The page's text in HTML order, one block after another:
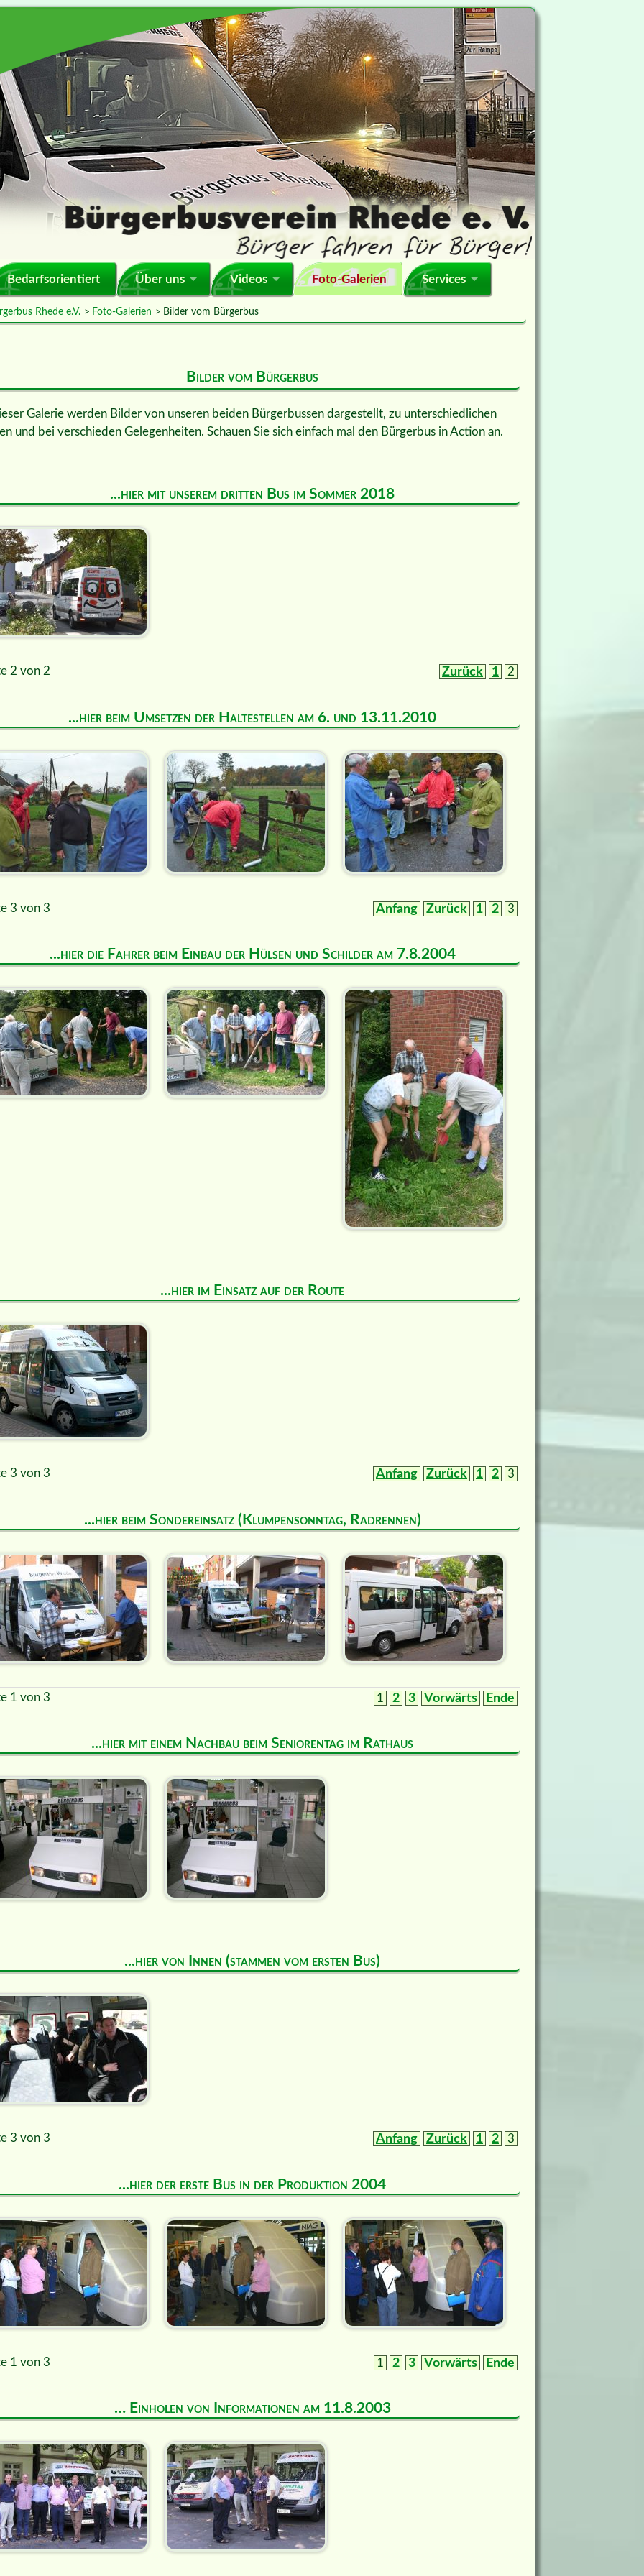
Bedarfsorientiert Über uns Videos Foto-Galerien Services
Rhede e.V. Foto-Galerien Bilder vom Bürgerbus
Bilder vom Bürgerbus
Galerie werden Bilder von unseren beiden Bürgerbussen dargestellt, zu unterschiedlichen
und bei verschieden Gelegenheiten. Schauen Sie sich einfach mal den Bürgerbus in Action an.
...hier mit unserem dritten Bus im Sommer 2018
2 von 2 Zurück 1 2
...hier beim Umsetzen der Haltestellen am 6. und 13.11.2010
3 von 3 Anfang Zurück 1 2 3
...hier die Fahrer beim Einbau der Hülsen und Schilder am 7.8.2004
...hier im Einsatz auf der Route
3 von 3 Anfang Zurück 1 2 3
...hier beim Sondereinsatz (Klumpensonntag, Radrennen)
1 von 3 1 2 3 Vorwärts Ende
...hier mit einem Nachbau beim Seniorentag im Rathaus
...hier von Innen (stammen vom ersten Bus)
3 von 3 Anfang Zurück 1 2 3
...hier der erste Bus in der Produktion 2004
1 von 3 1 2 3 Vorwärts Ende
… Einholen von Informationen am 11.8.2003